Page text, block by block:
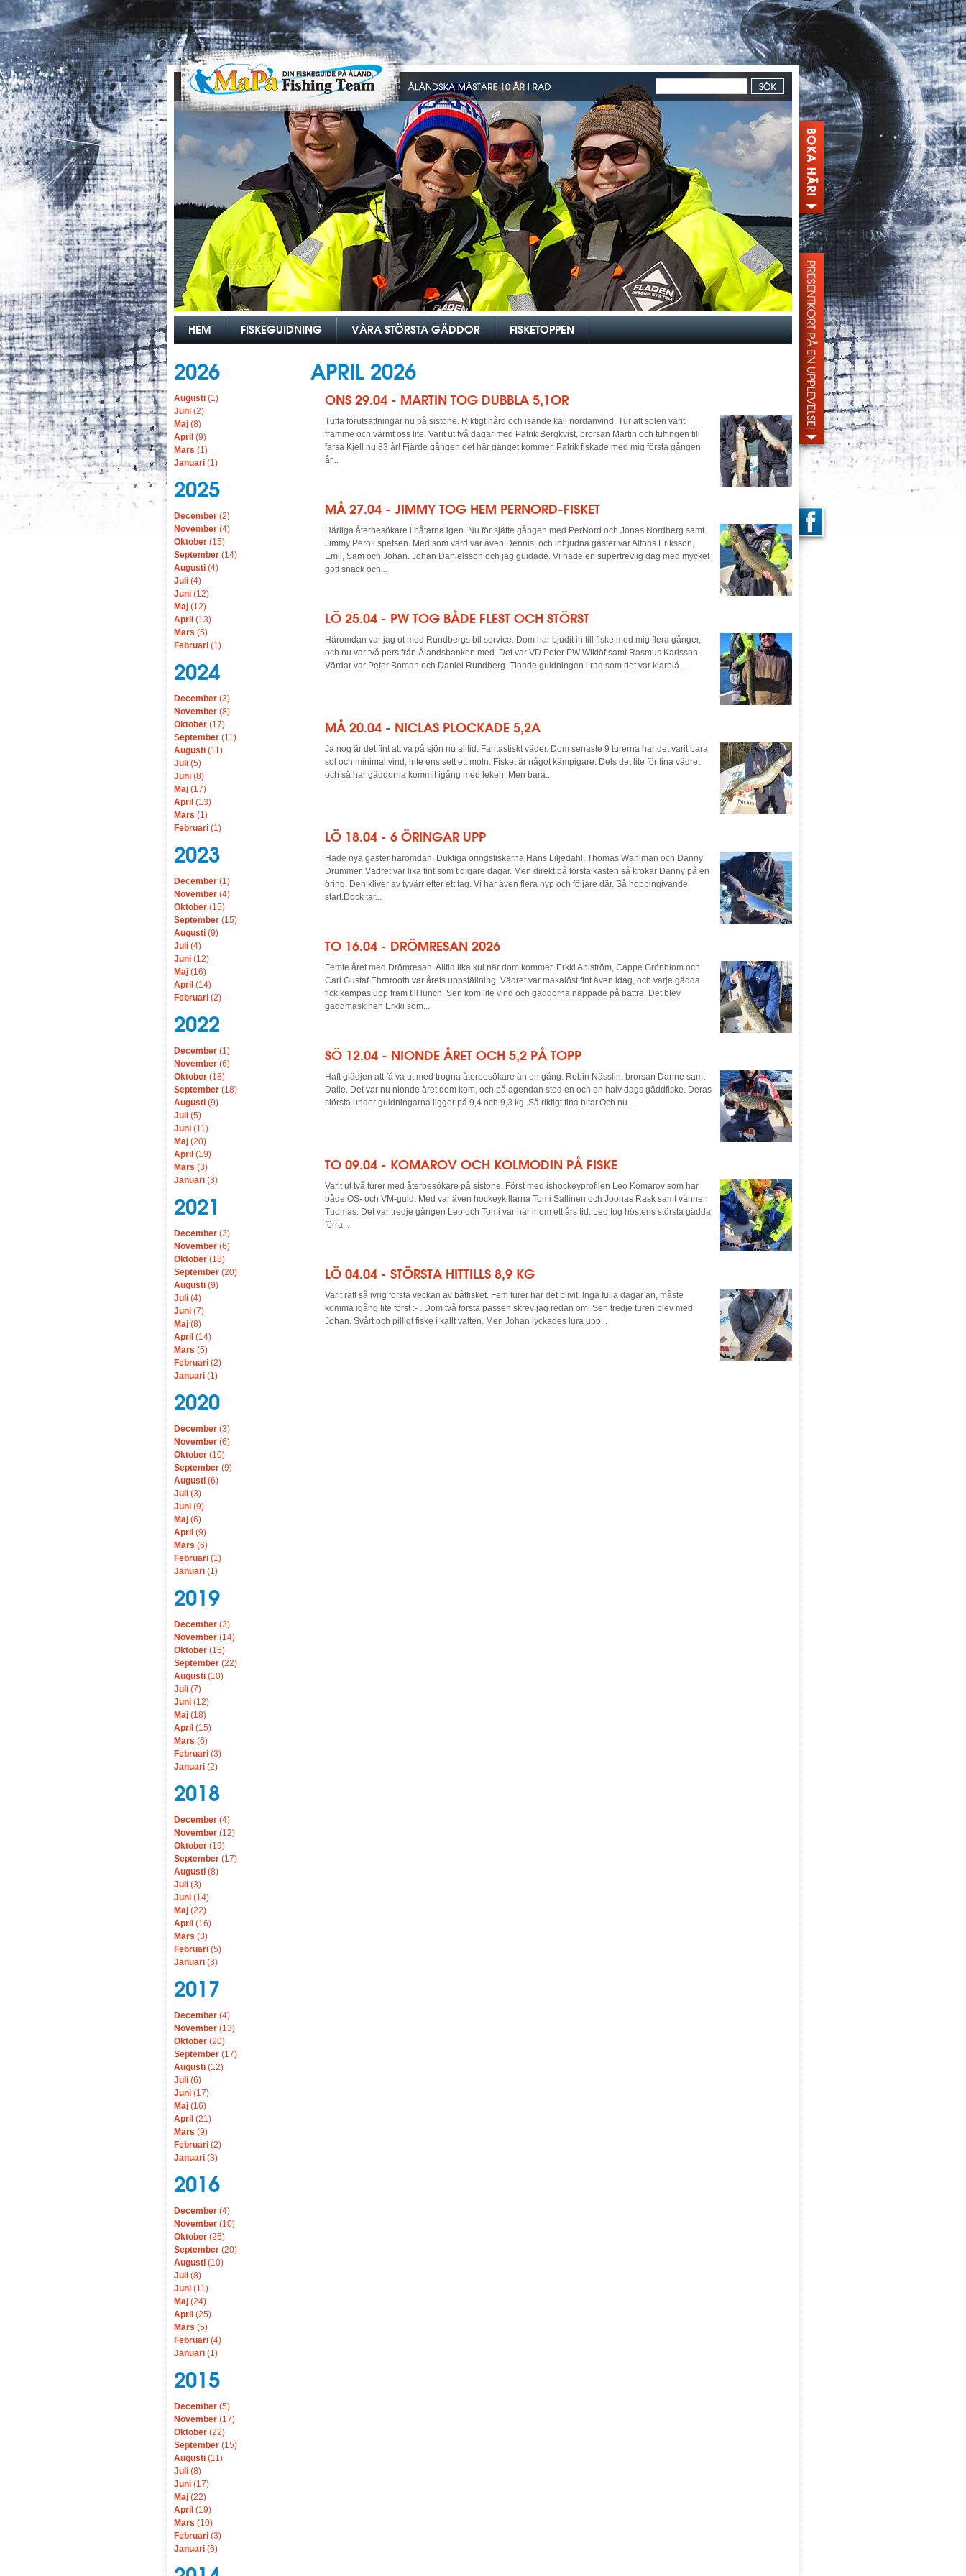
01234
HEM FISKEGUIDNING VÅRA STÖRSTA GÄDDOR FISKETOPPEN
2026
Augusti (1)
Juni (2)
Maj (8)
April (9)
Mars (1)
Januari (1)
2025
December (2)
November (4)
Oktober (15)
September (14)
Augusti (4)
Juli (4)
Juni (12)
Maj (12)
April (13)
Mars (5)
Februari (1)
2024
December (3)
November (8)
Oktober (17)
September (11)
Augusti (11)
Juli (5)
Juni (8)
Maj (17)
April (13)
Mars (1)
Februari (1)
2023
December (1)
November (4)
Oktober (15)
September (15)
Augusti (9)
Juli (4)
Juni (12)
Maj (16)
April (14)
Februari (2)
2022
December (1)
November (6)
Oktober (18)
September (18)
Augusti (9)
Juli (5)
Juni (11)
Maj (20)
April (19)
Mars (3)
Januari (3)
2021
December (3)
November (6)
Oktober (18)
September (20)
Augusti (9)
Juli (4)
Juni (7)
Maj (8)
April (14)
Mars (5)
Februari (2)
Januari (1)
2020
December (3)
November (6)
Oktober (10)
September (9)
Augusti (6)
Juli (3)
Juni (9)
Maj (6)
April (9)
Mars (6)
Februari (1)
Januari (1)
2019
December (3)
November (14)
Oktober (15)
September (22)
Augusti (10)
Juli (7)
Juni (12)
Maj (18)
April (15)
Mars (6)
Februari (3)
Januari (2)
2018
December (4)
November (12)
Oktober (19)
September (17)
Augusti (8)
Juli (3)
Juni (14)
Maj (22)
April (16)
Mars (3)
Februari (5)
Januari (3)
2017
December (4)
November (13)
Oktober (20)
September (17)
Augusti (12)
Juli (6)
Juni (17)
Maj (16)
April (21)
Mars (9)
Februari (2)
Januari (3)
2016
December (4)
November (10)
Oktober (25)
September (20)
Augusti (10)
Juli (8)
Juni (11)
Maj (24)
April (25)
Mars (5)
Februari (4)
Januari (1)
2015
December (5)
November (17)
Oktober (22)
September (15)
Augusti (11)
Juli (8)
Juni (17)
Maj (22)
April (19)
Mars (10)
Februari (3)
Januari (6)
APRIL 2026
ONS 29.04 - MARTIN TOG DUBBLA 5,1OR
Tuffa förutsättningar nu på sistone. Riktigt hård och isande kall nordanvind. Tur att solen varit
framme och värmt oss lite. Varit ut två dagar med Patrik Bergkvist, brorsan Martin och tuffingen till
farsa Kjell nu 83 år! Fjärde gången det här gänget kommer. Patrik fiskade med mig första gången
år...
MÅ 27.04 - JIMMY TOG HEM PERNORD-FISKET
Härliga återbesökare i båtarna igen. Nu för sjätte gången med PerNord och Jonas Nordberg samt
Jimmy Pero i spetsen. Med som värd var även Dennis, och inbjudna gäster var Alfons Eriksson,
Emil, Sam och Johan. Johan Danielsson och jag guidade. Vi hade en supertrevlig dag med mycket
gott snack och...
LÖ 25.04 - PW TOG BÅDE FLEST OCH STÖRST
Häromdan var jag ut med Rundbergs bil service. Dom har bjudit in till fiske med mig flera gånger,
och nu var två pers från Ålandsbanken med. Det var VD Peter PW Wiklöf samt Rasmus Karlsson.
Värdar var Peter Boman och Daniel Rundberg. Tionde guidningen i rad som det var klarblå...
MÅ 20.04 - NICLAS PLOCKADE 5,2A
Ja nog är det fint att va på sjön nu alltid. Fantastiskt väder. Dom senaste 9 turerna har det varit bara
sol och minimal vind, inte ens sett ett moln. Fisket är något kämpigare. Dels det lite för fina vädret
och så har gäddorna kommit igång med leken. Men bara...
LÖ 18.04 - 6 ÖRINGAR UPP
Hade nya gäster häromdan. Duktiga öringsfiskarna Hans Liljedahl, Thomas Wahlman och Danny
Drummer. Vädret var lika fint som tidigare dagar. Men direkt på första kasten så krokar Danny på en
öring. Den kliver av tyvärr efter ett tag. Vi har även flera nyp och följare där. Så hoppingivande
start.Dock tar...
TO 16.04 - DRÖMRESAN 2026
Femte året med Drömresan. Alltid lika kul när dom kommer. Erkki Ahlström, Cappe Grönblom och
Carl Gustaf Ehrnrooth var årets uppställning. Vädret var makalöst fint även idag, och varje gädda
fick kämpas upp fram till lunch. Sen kom lite vind och gäddorna nappade på bättre. Det blev
gäddmaskinen Erkki som...
SÖ 12.04 - NIONDE ÅRET OCH 5,2 PÅ TOPP
Haft glädjen att få va ut med trogna återbesökare än en gång. Robin Nässlin, brorsan Danne samt
Dalle. Det var nu nionde året dom kom, och på agendan stod en och en halv dags gäddfiske. Deras
största under guidningarna ligger på 9,4 och 9,3 kg. Så riktigt fina bitar.Och nu...
TO 09.04 - KOMAROV OCH KOLMODIN PÅ FISKE
Varit ut två turer med återbesökare på sistone. Först med ishockeyprofilen Leo Komarov som har
både OS- och VM-guld. Med var även hockeykillarna Tomi Sallinen och Joonas Rask samt vännen
Tuomas. Det var tredje gången Leo och Tomi var här inom ett års tid. Leo tog höstens största gädda
förra...
LÖ 04.04 - STÖRSTA HITTILLS 8,9 KG
Varit rätt så ivrig första veckan av båtfisket. Fem turer har det blivit. Inga fulla dagar än, måste
komma igång lite först :- . Dom två första passen skrev jag redan om. Sen tredje turen blev med
Johan. Svårt och pilligt fiske i kallt vatten. Men Johan lyckades lura upp...